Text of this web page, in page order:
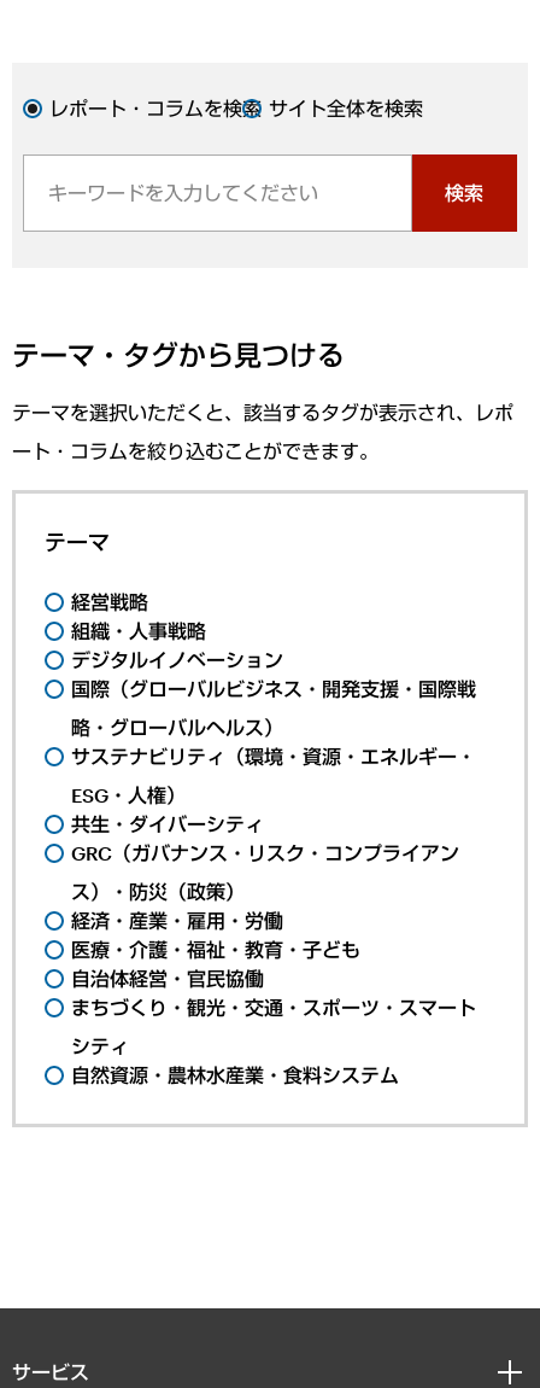
レポート・コラムを検索 サイト全体を検索
検索
テーマ・タグから見つける
テーマを選択いただくと、該当するタグが表示され、レポ
ート・コラムを絞り込むことができます。
テーマ
経営戦略
組織・人事戦略
デジタルイノベーション
国際（グローバルビジネス・開発支援・国際戦
略・グローバルヘルス）
サステナビリティ（環境・資源・エネルギー・
ESG・人権）
共生・ダイバーシティ
GRC（ガバナンス・リスク・コンプライアン
ス）・防災（政策）
経済・産業・雇用・労働
医療・介護・福祉・教育・子ども
自治体経営・官民協働
まちづくり・観光・交通・スポーツ・スマート
シティ
自然資源・農林水産業・食料システム
サービス